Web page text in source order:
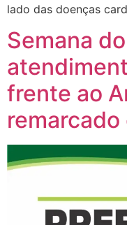
lado das doenças
Semana
frente ao